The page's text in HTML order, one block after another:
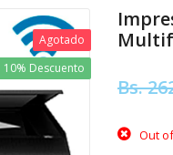
Agotado
10% Descuento
Bs.
Out